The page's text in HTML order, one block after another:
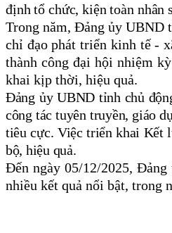
định tổ chức, kiện toàn nhân
Trong năm, Đảng ủy UBND
chỉ đạo phát triển kinh tế -
thành công đại hội nhiệm
khai kịp thời, hiệu quả.
Đảng ủy UBND tỉnh chủ
công tác tuyên truyền, giáo
tiêu cực. Việc triển khai Kết
bộ, hiệu quả.
Đến ngày 05/12/2025,
nhiều kết quả nổi bật, trong